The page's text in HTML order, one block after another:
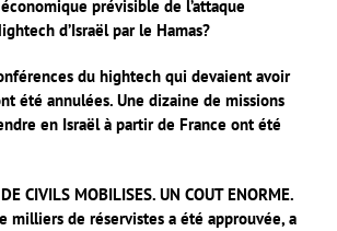
prévisible de l’attaque
d’Israël par le Hamas?
du hightech qui devaient avoir
été annulées. Une dizaine de missions
en Israël à partir de France ont été
CIVILS MOBILISES. UN COUT ENORME.
milliers de réservistes a été approuvée, a